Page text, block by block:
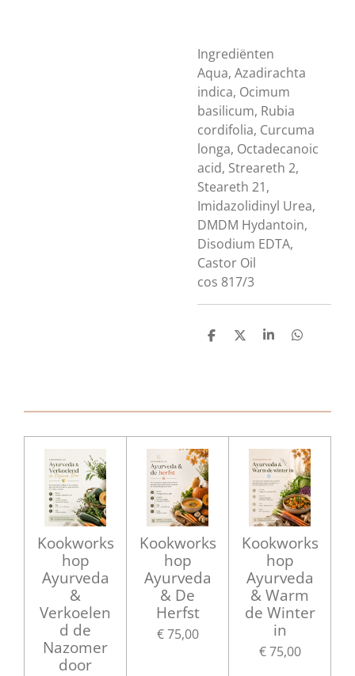
Ingrediënten
Aqua, Azadirachta
indica, Ocimum
basilicum, Rubia
cordifolia, Curcuma
longa, Octadecanoic
acid, Streareth 2,
Steareth 21,
Imidazolidinyl Urea,
DMDM Hydantoin,
Disodium EDTA,
Castor Oil
cos 817/3
D
D
S
D
Kookworks
hop
Ayurveda
&
Verkoelen
d de
Nazomer
door
Kookworks
hop
Ayurveda
& De
Herfst
€ 75,00
Kookworks
hop
Ayurveda
& Warm
de Winter
in
€ 75,00